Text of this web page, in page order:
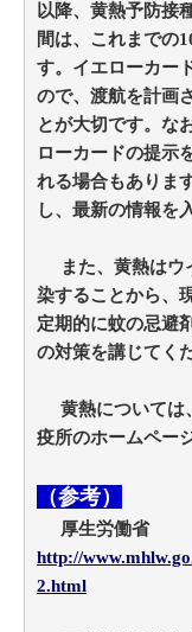
以降、黄熱予防接
間は、これまでの
す。イエローカー
ので、渡航を計画
とが大切です。な
ローカードの提示
れる場合もありま
し、最新の情報を
また、黄熱はウ
染することから、
定期的に蚊の忌避
の対策を講じてく
黄熱については
疫所のホームペー
（参考）
厚生労働省
http://
2.html